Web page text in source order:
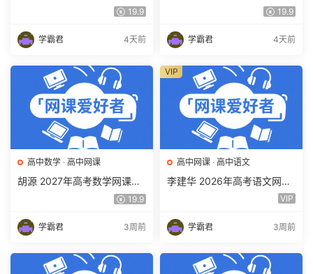
复习网课教程 高三英语 上学
下载
19.9
学霸君 4天前
习网课教程 高三物理 上学期
载
19.9
学霸君 4天前
高中数学 · 高中网课
胡源 2027年高考数学网课教
程 高三数学 一轮复习暑假班
19.9
学霸君 3周前
高中网课 · 高中语文
李建华 2026年高考语文网课
教程 高三语文 a+二三轮复习
VIP
学霸君 3周前
VIP